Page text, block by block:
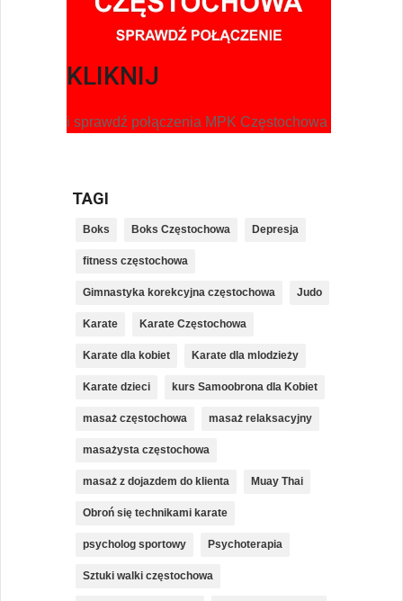
KLIKNIJ
i sprawdź połączenia MPK Częstochowa
TAGI
Boks Boks Częstochowa Depresja
fitness częstochowa
Gimnastyka korekcyjna częstochowa Judo
Karate Karate Częstochowa
Karate dla kobiet Karate dla mlodzieży
Karate dzieci kurs Samoobrona dla Kobiet
masaż częstochowa masaż relaksacyjny
masażysta częstochowa
masaż z dojazdem do klienta Muay Thai
Obroń się technikami karate
psycholog sportowy Psychoterapia
Sztuki walki częstochowa